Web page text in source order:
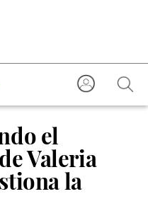
el
Valeria
la